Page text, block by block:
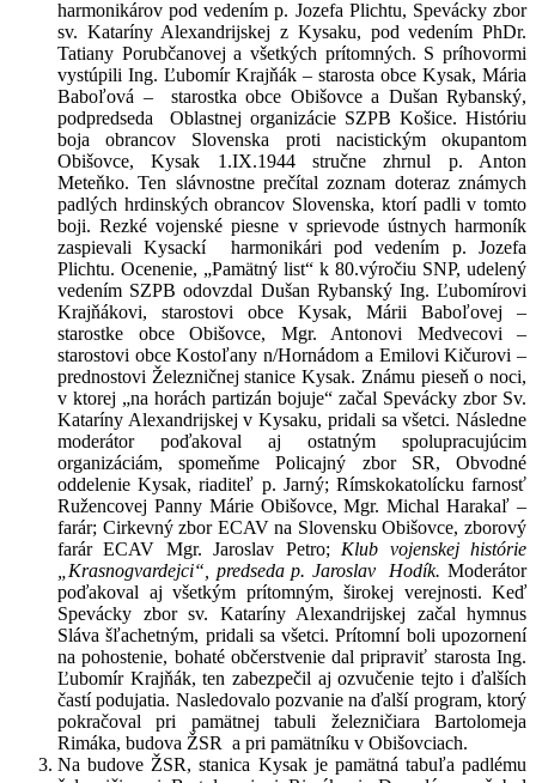
harmonikárov pod vedením p. Jozefa Plichtu, Spevácky zbor
sv. Kataríny Alexandrijskej z Kysaku, pod vedením PhDr.
Tatiany Porubčanovej a všetkých prítomných. S príhovormi
vystúpili Ing. Ľubomír Krajňák – starosta obce Kysak, Mária
Baboľová – starostka obce Obišovce a Dušan Rybanský,
podpredseda Oblastnej organizácie SZPB Košice. Históriu
boja obrancov Slovenska proti nacistickým okupantom
Obišovce, Kysak 1.IX.1944 stručne zhrnul p. Anton
Meteňko. Ten slávnostne prečítal zoznam doteraz známych
padlých hrdinských obrancov Slovenska, ktorí padli v tomto
boji. Rezké vojenské piesne v sprievode ústnych harmoník
zaspievali Kysackí harmonikári pod vedením p. Jozefa
Plichtu. Ocenenie, „Pamätný list“ k 80.výročiu SNP, udelený
vedením SZPB odovzdal Dušan Rybanský Ing. Ľubomírovi
Krajňákovi, starostovi obce Kysak, Márii Baboľovej –
starostke obce Obišovce, Mgr. Antonovi Medvecovi –
starostovi obce Kostoľany n/Hornádom a Emilovi Kičurovi –
prednostovi Železničnej stanice Kysak. Známu pieseň o noci,
v ktorej „na horách partizán bojuje“ začal Spevácky zbor Sv.
Kataríny Alexandrijskej v Kysaku, pridali sa všetci. Následne
moderátor poďakoval aj ostatným spolupracujúcim
organizáciám, spomeňme Policajný zbor SR, Obvodné
oddelenie Kysak, riaditeľ p. Jarný; Rímskokatolícku farnosť
Ružencovej Panny Márie Obišovce, Mgr. Michal Harakaľ –
farár; Cirkevný zbor ECAV na Slovensku Obišovce, zborový
farár ECAV Mgr. Jaroslav Petro; Klub vojenskej histórie
„Krasnogvardejci“, predseda p. Jaroslav Hodík. Moderátor
poďakoval aj všetkým prítomným, širokej verejnosti. Keď
Spevácky zbor sv. Kataríny Alexandrijskej začal hymnus
Sláva šľachetným, pridali sa všetci. Prítomní boli upozornení
na pohostenie, bohaté občerstvenie dal pripraviť starosta Ing.
Ľubomír Krajňák, ten zabezpečil aj ozvučenie tejto i ďalších
častí podujatia. Nasledovalo pozvanie na ďalší program, ktorý
pokračoval pri pamätnej tabuli železničiara Bartolomeja
Rimáka, budova ŽSR a pri pamätníku v Obišovciach.
Na budove ŽSR, stanica Kysak je pamätná tabuľa padlému